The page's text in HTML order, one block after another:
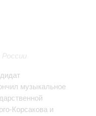
музыкальное
и